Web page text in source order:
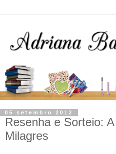
05 setembro 2012
Resenha e Sorteio:
Milagres